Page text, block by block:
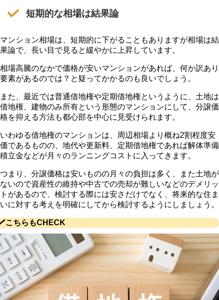
短期的な相場は結果論
マンション相場は、短期的に下がることもありますが相場は結
果論で、長い目で見ると緩やかに上昇しています。
相場高騰のなかで価格が安いマンションがあれば、何か訳あり
要素があるのでは？と疑ってかかるのも良いでしょう。
また、最近では普通借地権や定期借地権というように、土地は
借地権、建物のみ所有という形態のマンションにして、分譲価
格を抑える方法も都心部を中心に見受けられます。
いわゆる借地権のマンションは、周辺相場より概ね2割程度安
価であるものの、地代や更新料、定期借地権であれば解体準備
積立金などが月々のランニングコストに入ってきます。
つまり、分譲価格は安いものの月々の負担は多く、また土地が
ないので資産性の維持や中古での売却が難しいなどのデメリッ
トがあるので、検討する際には安さだけでなく、将来的な住ま
いに対する考えを明確にしてから検討するようにしましょう。
こちらもCHECK